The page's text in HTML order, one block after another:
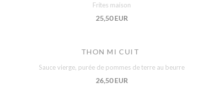
Frites maison
25,50 EUR
THON MI CUIT
Sauce vierge, purée de pommes de terre au beurre
26,50 EUR